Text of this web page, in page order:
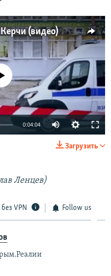
(видео)
currently available
0:04:04
Загрузить
Ленцев)
VPN Follow us